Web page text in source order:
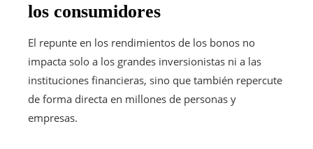
los consumidores
El repunte en los rendimientos de los bonos no
impacta solo a los grandes inversionistas ni a las
instituciones financieras, sino que también repercute
de forma directa en millones de personas y
empresas.